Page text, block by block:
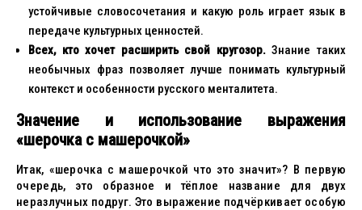
устойчивые словосочетания и какую роль играет язык в
передаче культурных ценностей.
Всех, кто хочет расширить свой кругозор.Знание таких
необычных фраз позволяет лучше понимать культурный
контекст и особенности русского менталитета.
Значение и использование выражения
«шерочка с машерочкой»
Итак, «шерочка с машерочкой что это значит»? В первую
очередь, это образное и тёплое название для двух
неразлучных подруг. Это выражение подчёркивает особую